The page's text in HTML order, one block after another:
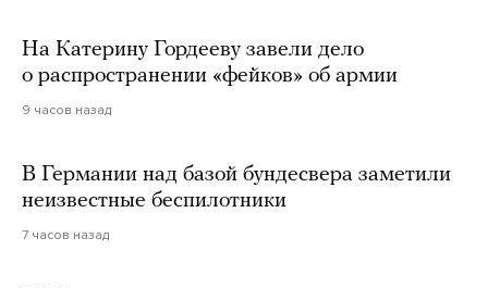
На Катерину Гордееву завели дело
о распространении «фейков» об армии
9 часов назад
В Германии над базой бундесвера заметили
неизвестные беспилотники
7 часов назад